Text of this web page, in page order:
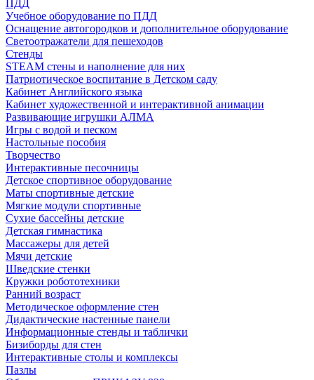
ПДД
Учебное оборудование по ПДД
Оснащение автогородков и дополнительное оборудование
Светоотражатели для пешеходов
Стенды
STEAM стены и наполнение для них
Патриотическое воспитание в Детском саду
Кабинет Английского языка
Кабинет художественной и интерактивной анимации
Развивающие игрушки АЛМА
Игры с водой и песком
Настольные пособия
Творчество
Интерактивные песочницы
Детское спортивное оборудование
Маты спортивные детские
Мягкие модули спортивные
Сухие бассейны детские
Детская гимнастика
Массажеры для детей
Мячи детские
Шведские стенки
Кружки робототехники
Ранний возраст
Методическое оформление стен
Дидактические настенные панели
Информационные стенды и таблички
Бизиборды для стен
Интерактивные столы и комплексы
Пазлы